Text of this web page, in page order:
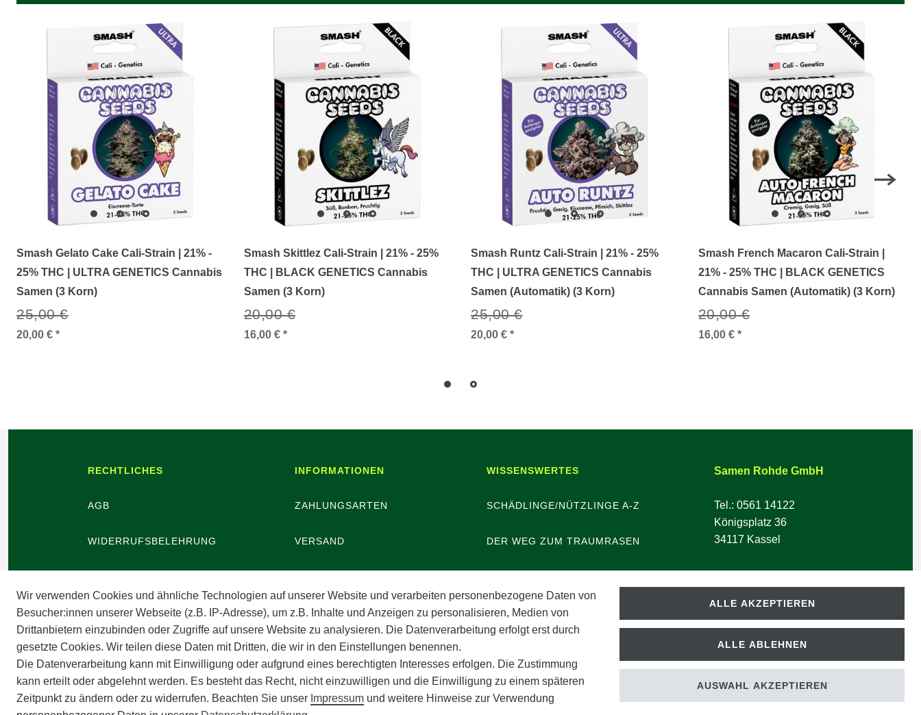
Smash Gelato Cake Cali-Strain | 21% -
25% THC | ULTRA GENETICS Cannabis
Samen (3 Korn)
25,00 €
20,00 € *
Smash Skittlez Cali-Strain | 21% - 25%
THC | BLACK GENETICS Cannabis
Samen (3 Korn)
20,00 €
16,00 € *
Smash Runtz Cali-Strain | 21% - 25%
THC | ULTRA GENETICS Cannabis
Samen (Automatik) (3 Korn)
25,00 €
20,00 € *
Smash French Macaron Cali-Strain |
21% - 25% THC | BLACK GENETICS
Cannabis Samen (Automatik) (3 Korn)
20,00 €
16,00 € *
RECHTLICHES
AGB
WIDERRUFSBELEHRUNG
DATENSCHUTZ
BARRIEREFREIHEIT
IMPRESSUM
INFORMATIONEN
ZAHLUNGSARTEN
VERSAND
VERANSTALTUNGEN
APOTHEKERSCHRANK
WISSENSWERTES
SCHÄDLINGE/NÜTZLINGE A-Z
DER WEG ZUM TRAUMRASEN
Samen Rohde GmbH
Tel.: 0561 14122
Königsplatz 36
34117 Kassel
Wir verwenden Cookies und ähnliche Technologien auf unserer Website und verarbeiten personenbezogene Daten von
Besucher:innen unserer Webseite (z.B. IP-Adresse), um z.B. Inhalte und Anzeigen zu personalisieren, Medien von
Drittanbietern einzubinden oder Zugriffe auf unsere Website zu analysieren. Die Datenverarbeitung erfolgt erst durch
gesetzte Cookies. Wir teilen diese Daten mit Dritten, die wir in den Einstellungen benennen.
Die Datenverarbeitung kann mit Einwilligung oder aufgrund eines berechtigten Interesses erfolgen. Die Zustimmung
kann erteilt oder abgelehnt werden. Es besteht das Recht, nicht einzuwilligen und die Einwilligung zu einem späteren
Zeitpunkt zu ändern oder zu widerrufen. Beachten Sie unser Impressum und weitere Hinweise zur Verwendung
ALLE AKZEPTIEREN
ALLE ABLEHNEN
AUSWAHL AKZEPTIEREN